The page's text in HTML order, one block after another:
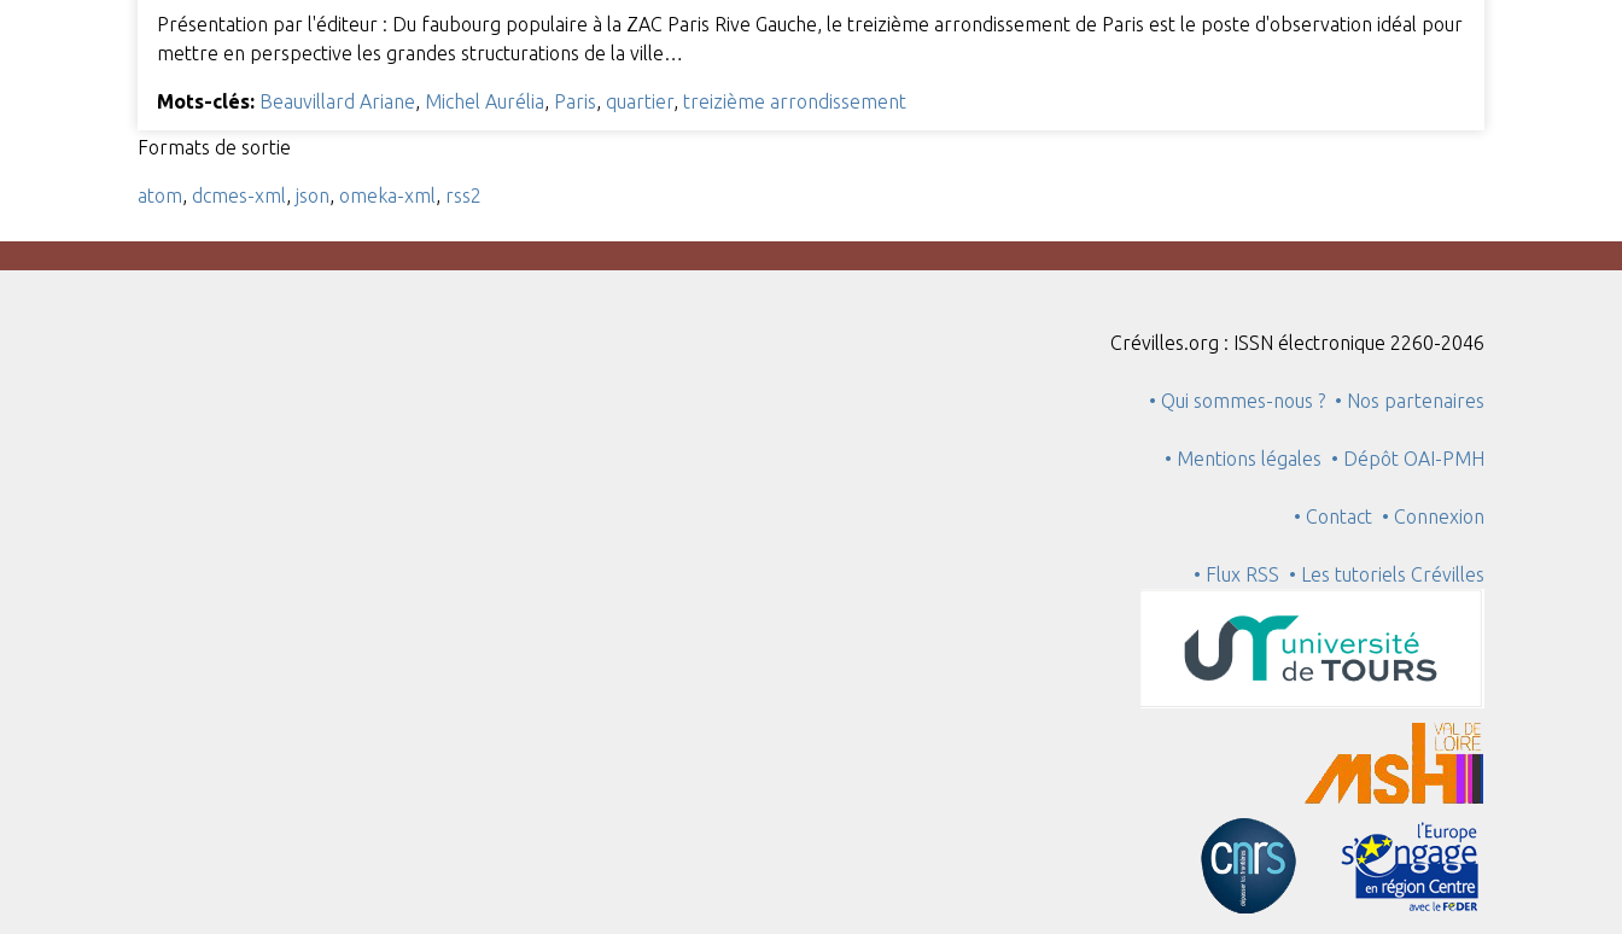
Présentation par l'éditeur : Du faubourg populaire à la ZAC Paris Rive Gauche, le treizième arrondissement de Paris est le poste d'observation idéal pour
mettre en perspective les grandes structurations de la ville…
Mots-clés: Beauvillard Ariane, Michel Aurélia, Paris, quartier, treizième arrondissement
Formats de sortie
atom, dcmes-xml, json, omeka-xml, rss2
Crévilles.org : ISSN électronique 2260-2046
• Qui sommes-nous ? • Nos partenaires
• Mentions légales • Dépôt OAI-PMH
• Contact • Connexion
• Flux RSS • Les tutoriels Crévilles